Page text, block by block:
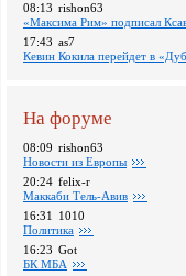
08:13 rishon63
«Максима Рим» подписал
17:43 as7
Кевин Кокила перейдет в
На форуме
08:09 rishon63
Новости из Европы
20:24 felix-r
Маккаби Тель-Авив
16:31
1010
Политика
16:23 Got
БК МБА